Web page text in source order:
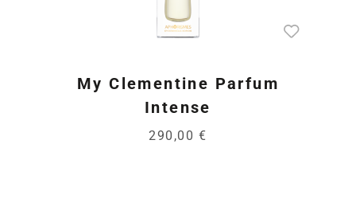
My Clementine Parfum
Intense
290,00 €